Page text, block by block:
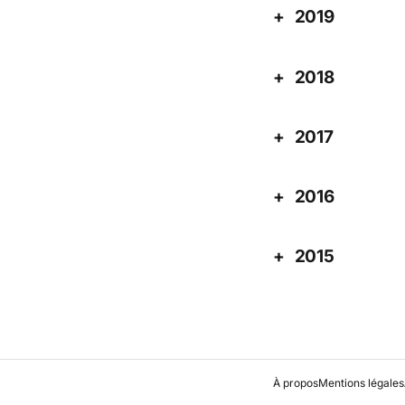
2019
2018
2017
2016
2015
À proposMentions légales